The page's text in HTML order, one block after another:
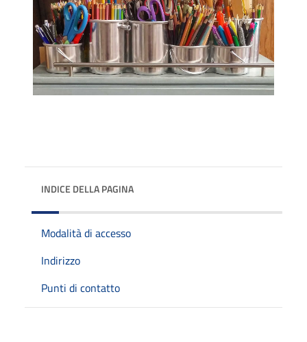
INDICE DELLA PAGINA
Modalità di accesso
Indirizzo
Punti di contatto